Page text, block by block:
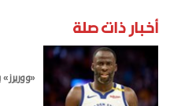
أخبار ذات صلة